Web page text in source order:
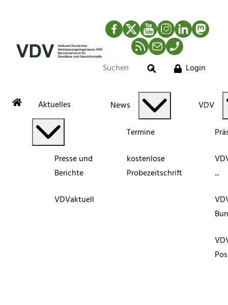
Facebook
TwitterYouTubeInstagram
LinkedIn
RSS-Newsfeed
MailTelefon
Suche
Login
Aktuelles
Presse und
Berichte
VDVaktuell
News
Termine
kostenlose
Probezeitschrift
VDV
...